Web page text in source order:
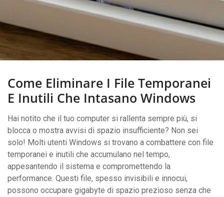
Come Eliminare I File Temporanei
E Inutili Che Intasano Windows
Hai notito che il tuo computer si rallenta sempre più, si
blocca o mostra avvisi di spazio insufficiente? Non sei
solo! Molti utenti Windows si trovano a combattere con file
temporanei e inutili che accumulano nel tempo,
appesantendo il sistema e compromettendo la
performance. Questi file, spesso invisibili e innocui,
possono occupare gigabyte di spazio prezioso senza che